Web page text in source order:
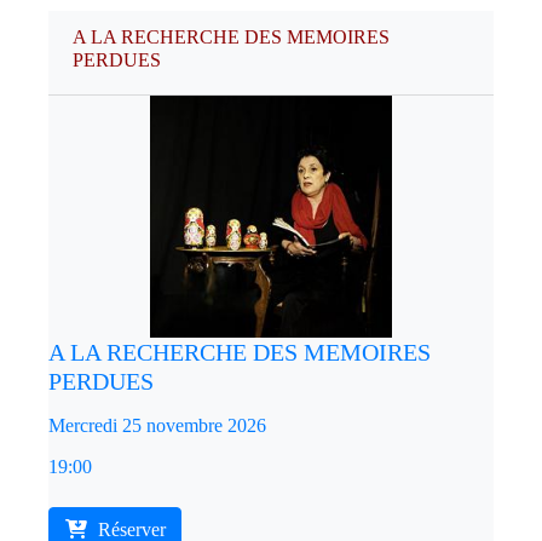
A LA RECHERCHE DES MEMOIRES
PERDUES
A LA RECHERCHE DES MEMOIRES
PERDUES
Mercredi 25 novembre 2026
19:00
Réserver